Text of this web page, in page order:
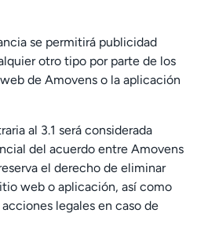
se permitirá publicidad
otro tipo por parte de los
de Amovens o la aplicación
al 3.1 será considerada
del acuerdo entre Amovens
el derecho de eliminar
web o aplicación, así como
legales en caso de